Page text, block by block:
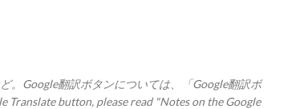
。Google翻訳ボタンについては、「Google翻訳ボ
Translate button, please read "Notes on the Google